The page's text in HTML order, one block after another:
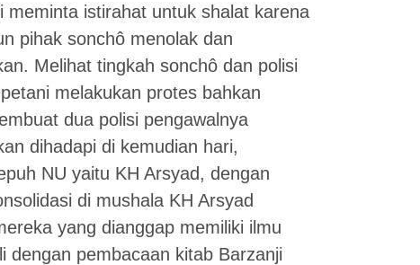
istirahat untuk shalat karena
pihak sonchô menolak dan
Melihat tingkah sonchô dan polisi
melakukan protes bahkan
dua polisi pengawalnya
dihadapi di kemudian hari,
NU yaitu KH Arsyad, dengan
di mushala KH Arsyad
yang dianggap memiliki ilmu
pembacaan kitab Barzanji